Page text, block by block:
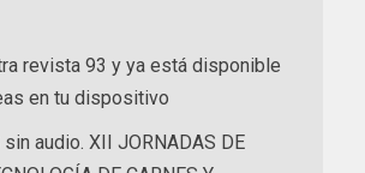
revista 93 y ya está disponible
en tu dispositivo
audio. XII JORNADAS DE